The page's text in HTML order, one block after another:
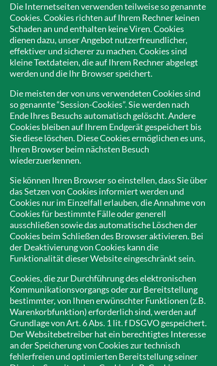
Die Internetseiten verwenden teilweise so genannte
Cookies. Cookies richten auf Ihrem Rechner keinen
Schaden an und enthalten keine Viren. Cookies
dienen dazu, unser Angebot nutzerfreundlicher,
effektiver und sicherer zu machen. Cookies sind
kleine Textdateien, die auf Ihrem Rechner abgelegt
werden und die Ihr Browser speichert.
Die meisten der von uns verwendeten Cookies sind
so genannte “Session-Cookies”. Sie werden nach
Ende Ihres Besuchs automatisch gelöscht. Andere
Cookies bleiben auf Ihrem Endgerät gespeichert bis
Sie diese löschen. Diese Cookies ermöglichen es uns,
Ihren Browser beim nächsten Besuch
wiederzuerkennen.
Sie können Ihren Browser so einstellen, dass Sie über
das Setzen von Cookies informiert werden und
Cookies nur im Einzelfall erlauben, die Annahme von
Cookies für bestimmte Fälle oder generell
ausschließen sowie das automatische Löschen der
Cookies beim Schließen des Browser aktivieren. Bei
der Deaktivierung von Cookies kann die
Funktionalität dieser Website eingeschränkt sein.
Cookies, die zur Durchführung des elektronischen
Kommunikationsvorgangs oder zur Bereitstellung
bestimmter, von Ihnen erwünschter Funktionen (z.B.
Warenkorbfunktion) erforderlich sind, werden auf
Grundlage von Art. 6 Abs. 1 lit. f DSGVO gespeichert.
Der Websitebetreiber hat ein berechtigtes Interesse
an der Speicherung von Cookies zur technisch
fehlerfreien und optimierten Bereitstellung seiner